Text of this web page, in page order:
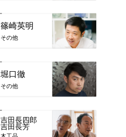
篠崎英明
その他
堀口徹
その他
吉田長四郎
吉田長芳